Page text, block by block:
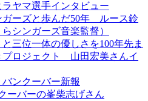
ヤマ選手インタビュー
ガーズと歩んだ50年 ルース鈴
シンガーズ音楽監督）
三位一体の優しさを100年先ま
ロジェクト 山田宏美さんイ
ンクーバー新報
ーバーの峯柴志げさん